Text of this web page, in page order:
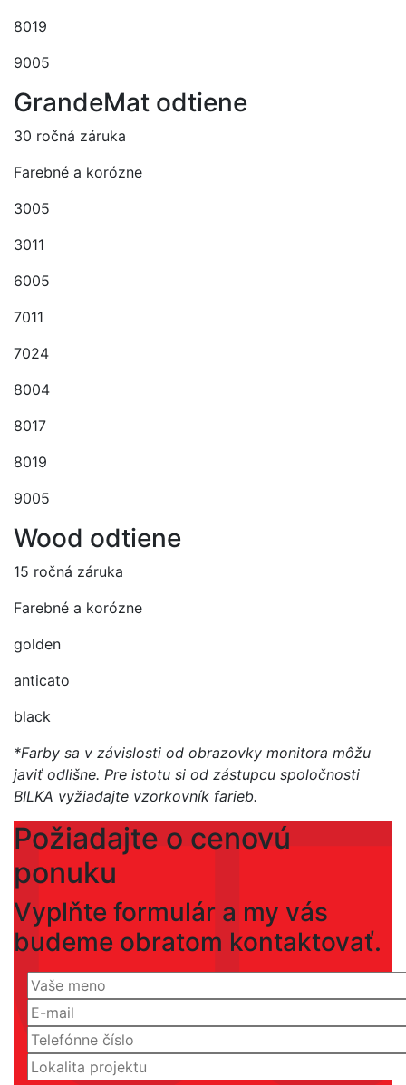
8019
9005
GrandeMat odtiene
30 ročná záruka
Farebné a korózne
3005
3011
6005
7011
7024
8004
8017
8019
9005
Wood odtiene
15 ročná záruka
Farebné a korózne
golden
anticato
black
*Farby sa v závislosti od obrazovky monitora môžu
javiť odlišne. Pre istotu si od zástupcu spoločnosti
BILKA vyžiadajte vzorkovník farieb.
Požiadajte o cenovú
ponuku
Vyplňte formulár a my vás
budeme obratom kontaktovať.